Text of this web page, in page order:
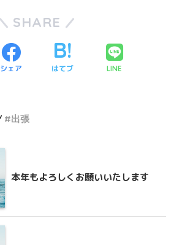
SHARE
シェア はてブ LINE
出張
本年もよろしくお願いいたします